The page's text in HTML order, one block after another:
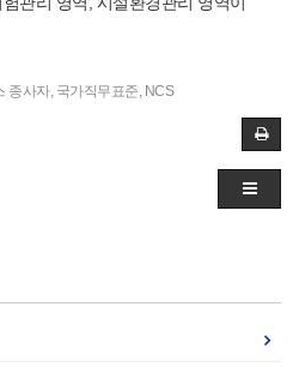
종사자, 국가직무표준, NCS